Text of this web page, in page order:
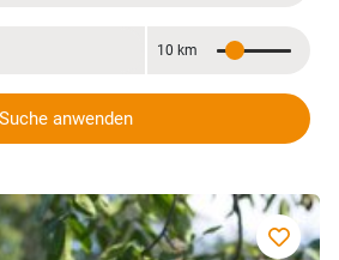
Entfernung
10 km
Suche anwenden
Spirituose